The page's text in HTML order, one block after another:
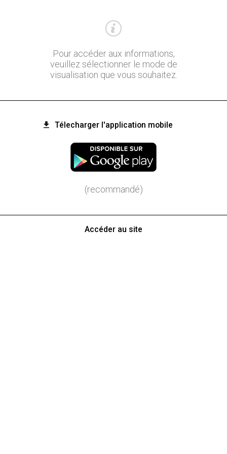
Pour accéder aux informations,
veuillez sélectionner le mode de
visualisation que vous souhaitez.
Télecharger l'application mobile
(recommandé)
Accéder au site